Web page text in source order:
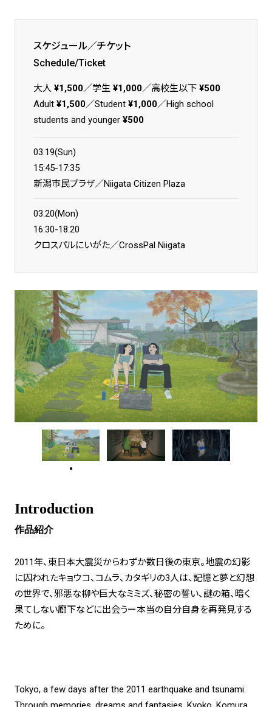
スケジュール／チケット
Schedule/Ticket
大人 ¥1,500／学生 ¥1,000／高校生以下 ¥500
Adult ¥1,500／Student ¥1,000／High school
students and younger ¥500
03.19(Sun)
15:45-17:35
新潟市民プラザ／Niigata Citizen Plaza
03.20(Mon)
16:30-18:20
クロスパルにいがた／CrossPal Niigata
Introduction
作品紹介
2011年、東日本大震災からわずか数日後の東京。地震の幻影
に囚われたキョウコ、コムラ、カタギリの3人は、記憶と夢と幻想
の世界で、邪悪な柳や巨大なミミズ、秘密の誓い、謎の箱、暗く
果てしない廊下などに出会うー本当の自分自身を再発見する
ために。
Tokyo, a few days after the 2011 earthquake and tsunami.